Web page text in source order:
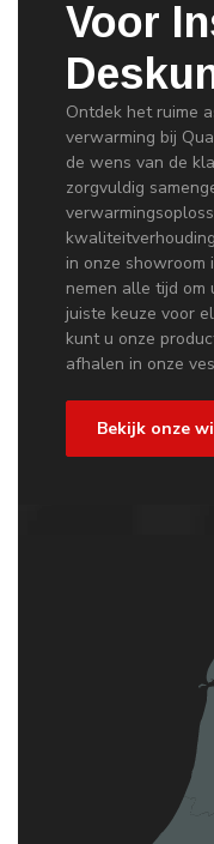
Voor
Ontdek het ruime
verwarming bij
de wens van de
zorgvuldig
in onze showroom
nemen alle tijd om
juiste keuze voor
kunt u onze
afhalen in onze
Bekijk onze